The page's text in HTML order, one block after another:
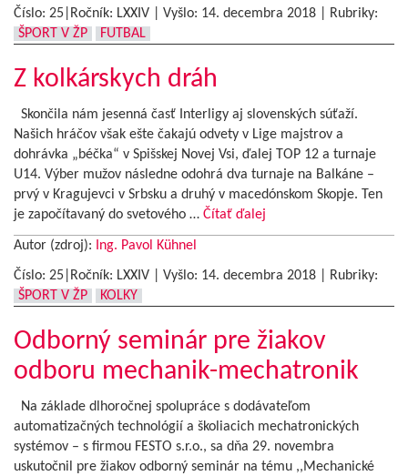
Číslo: 25|Ročník: LXXIV | Vyšlo: 14. decembra 2018
Rubriky:
ŠPORT V ŽP
FUTBAL
Z kolkárskych dráh
Skončila nám jesenná časť Interligy aj slovenských súťaží.
Našich hráčov však ešte čakajú odvety v Lige majstrov a
dohrávka „béčka“ v Spišskej Novej Vsi, ďalej TOP 12 a turnaje
U14. Výber mužov následne odohrá dva turnaje na Balkáne –
prvý v Kragujevci v Srbsku a druhý v macedónskom Skopje. Ten
je započítavaný do svetového … Čítať ďalej
Autor (zdroj): Ing. Pavol Kühnel
Číslo: 25|Ročník: LXXIV | Vyšlo: 14. decembra 2018
Rubriky:
ŠPORT V ŽP
KOLKY
Odborný seminár pre žiakov
odboru mechanik-mechatronik
Na základe dlhoročnej spolupráce s dodávateľom
automatizačných technológií a školiacich mechatronických
systémov – s firmou FESTO s.r.o., sa dňa 29. novembra
uskutočnil pre žiakov odborný seminár na tému ,,Mechanické